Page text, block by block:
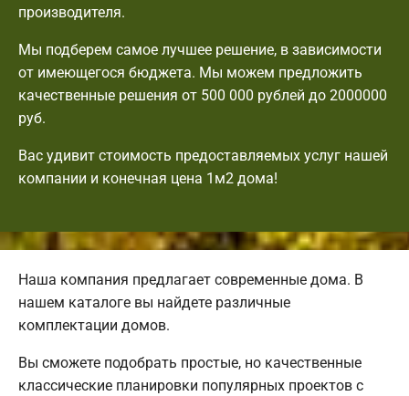
производителя.
Мы подберем самое лучшее решение, в зависимости
от имеющегося бюджета. Мы можем предложить
качественные решения от 500 000 рублей до 2000000
руб.
Вас удивит стоимость предоставляемых услуг нашей
компании и конечная цена 1м2 дома!
Наша компания предлагает современные дома. В
нашем каталоге вы найдете различные
комплектации домов.
Вы сможете подобрать простые, но качественные
классические планировки популярных проектов с